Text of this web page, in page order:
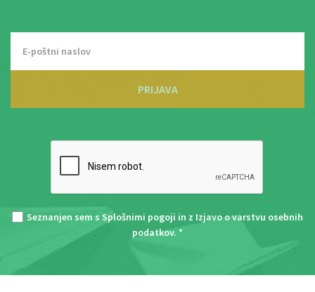
PRIJAVA
Seznanjen sem s Splošnimi pogoji in z Izjavo o varstvu osebnih
podatkov. *